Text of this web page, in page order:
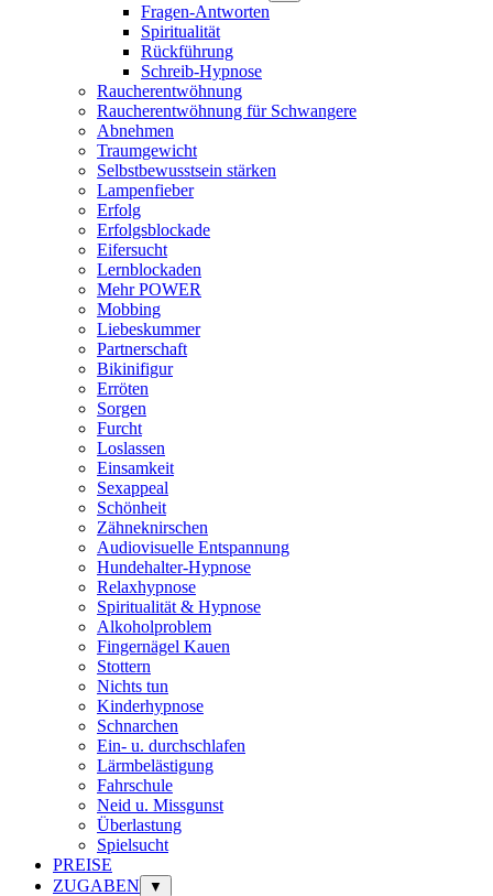
Fragen-Antworten
Spiritualität
Rückführung
Schreib-Hypnose
Raucherentwöhnung
Raucherentwöhnung für Schwangere
Abnehmen
Traumgewicht
Selbstbewusstsein stärken
Lampenfieber
Erfolg
Erfolgsblockade
Eifersucht
Lernblockaden
Mehr POWER
Mobbing
Liebeskummer
Partnerschaft
Bikinifigur
Erröten
Sorgen
Furcht
Loslassen
Einsamkeit
Sexappeal
Schönheit
Zähneknirschen
Audiovisuelle Entspannung
Hundehalter-Hypnose
Relaxhypnose
Spiritualität & Hypnose
Alkoholproblem
Fingernägel Kauen
Stottern
Nichts tun
Kinderhypnose
Schnarchen
Ein- u. durchschlafen
Lärmbelästigung
Fahrschule
Neid u. Missgunst
Überlastung
Spielsucht
PREISE
ZUGABEN
▼